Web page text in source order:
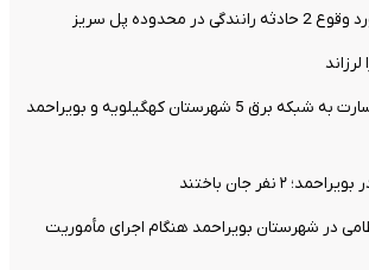
دستگیری عامل خسارت به شبکه برق 5 شهرستان کهگیلویه و بویراحمد
۲ نفر جان باختند
در شهرستان بویراحمد هنگام اجرای مأموریت